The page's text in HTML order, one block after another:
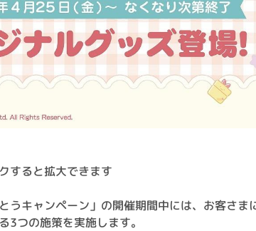
すると拡大できます
うキャンペーン」の開催期間中には、お客さま
3つの施策を実施します。